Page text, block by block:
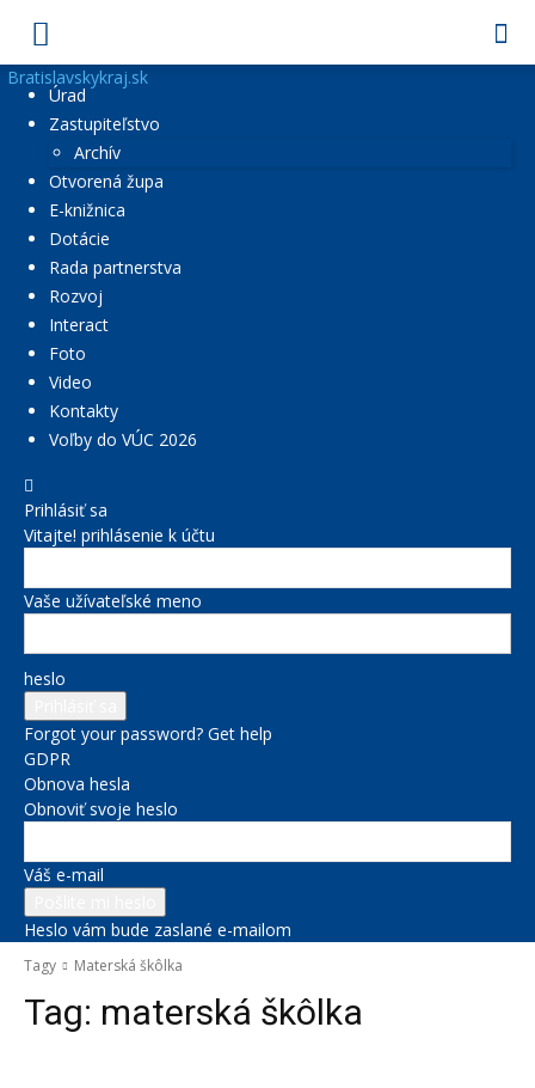
Bratislavskykraj.sk
Úrad
Zastupiteľstvo
Archív
Otvorená župa
E-knižnica
Dotácie
Rada partnerstva
Rozvoj
Interact
Foto
Video
Kontakty
Voľby do VÚC 2026
Prihlásiť sa
Vitajte! prihlásenie k účtu
Vaše užívateľské meno
heslo
Forgot your password? Get help
GDPR
Obnova hesla
Obnoviť svoje heslo
Váš e-mail
Heslo vám bude zaslané e-mailom
Tagy Materská škôlka
Tag: materská škôlka